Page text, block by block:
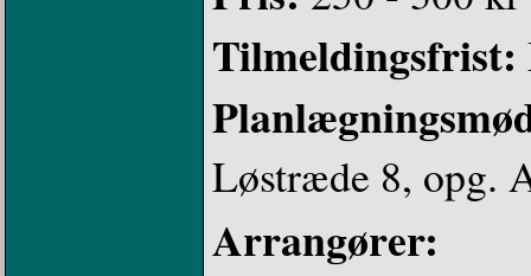
Tilmeldingsfrist:
Løstræde 8, opg.
Arrangører: